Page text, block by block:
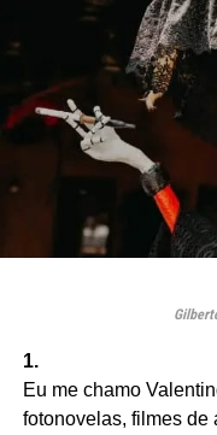
1.
Eu me chamo
fotonovelas, filmes de